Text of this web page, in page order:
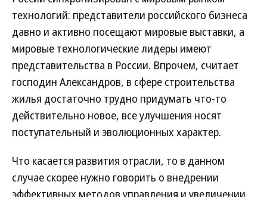
технологий: представители российского бизнеса
давно и активно посещают мировые выставки, а
мировые технологические лидеры имеют
представительства в России. Впрочем, считает
господин Александров, в сфере строительства
жилья достаточно трудно придумать что-то
действительно новое, все улучшения носят
поступательный и эволюционных характер.
Что касается развития отрасли, то в данном
случае скорее нужно говорить о внедрении
эффективных методов управления и увеличении